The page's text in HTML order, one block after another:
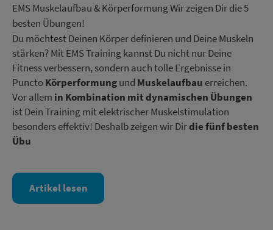
EMS Muskelaufbau & Körperformung Wir zeigen Dir die 5
besten Übungen!
Du möchtest Deinen Körper definieren und Deine Muskeln
stärken? Mit EMS Training kannst Du nicht nur Deine
Fitness verbessern, sondern auch tolle Ergebnisse in
PunctoKörperformungund Muskelaufbau erreichen.
Vor allem in Kombination mit dynamischen Übungen
ist Dein Training mit elektrischer Muskelstimulation
besonders effektiv! Deshalb zeigen wir Dirdie fünf besten
Übu
Artikel lesen